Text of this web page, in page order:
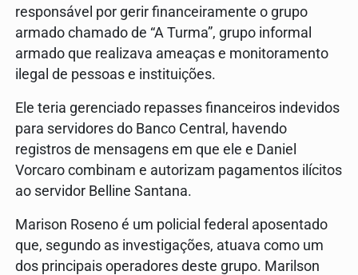
responsável por gerir financeiramente o grupo
armado chamado de “A Turma”, grupo informal
armado que realizava ameaças e monitoramento
ilegal de pessoas e instituições.
Ele teria gerenciado repasses financeiros indevidos
para servidores do Banco Central, havendo
registros de mensagens em que ele e Daniel
Vorcaro combinam e autorizam pagamentos ilícitos
ao servidor Belline Santana.
Marison Roseno é um policial federal aposentado
que, segundo as investigações, atuava como um
dos principais operadores deste grupo. Marilson